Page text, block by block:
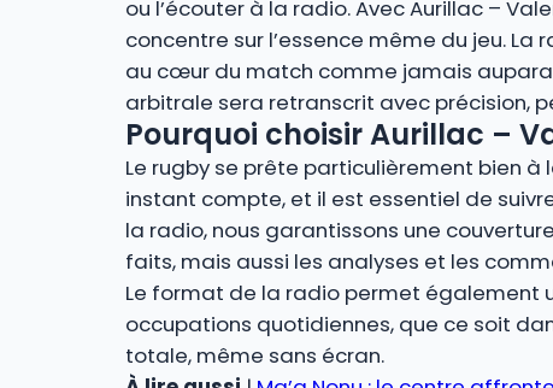
ou l’écouter à la radio. Avec Aurillac –
concentre sur l’essence même du jeu.
au cœur du match comme jamais
arbitrale sera retranscrit avec précision,
Pourquoi choisir Aurillac –
Le rugby se prête particulièrement bien
instant compte, et il est essentiel de
la radio, nous garantissons une
faits, mais aussi les analyses et les
Le format de la radio permet également
occupations quotidiennes, que ce soit
totale, même sans écran.